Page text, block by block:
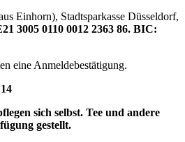
Einhorn), Stadtsparkasse Düsseldorf,
3005 0110 0012 2363 86. BIC:
eine Anmeldebestätigung.
sich selbst. Tee und andere
gestellt.